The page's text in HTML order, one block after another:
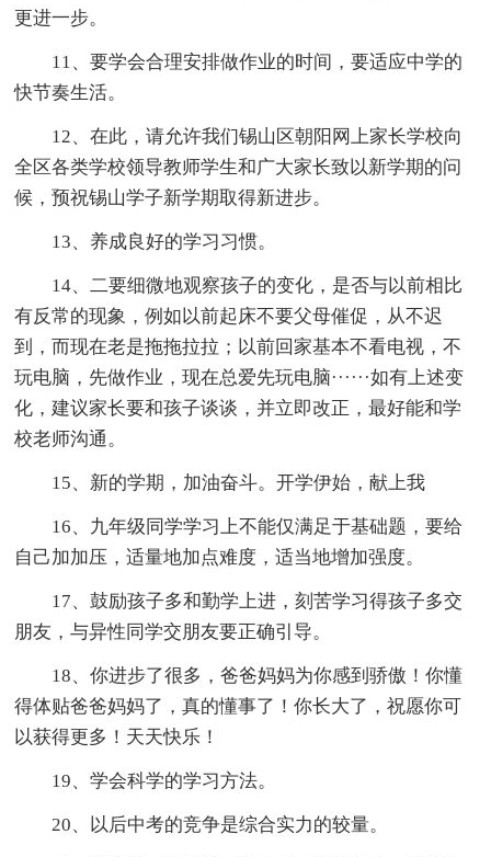
更进一步。
11、要学会合理安排做作业的时间，要适应中学的
快节奏生活。
12、在此，请允许我们锡山区朝阳网上家长学校向
全区各类学校领导教师学生和广大家长致以新学期的问
候，预祝锡山学子新学期取得新进步。
13、养成良好的学习习惯。
14、二要细微地观察孩子的变化，是否与以前相比
有反常的现象，例如以前起床不要父母催促，从不迟
到，而现在老是拖拖拉拉；以前回家基本不看电视，不
玩电脑，先做作业，现在总爱先玩电脑······如有上述变
化，建议家长要和孩子谈谈，并立即改正，最好能和学
校老师沟通。
15、新的学期，加油奋斗。开学伊始，献上我
16、九年级同学学习上不能仅满足于基础题，要给
自己加加压，适量地加点难度，适当地增加强度。
17、鼓励孩子多和勤学上进，刻苦学习得孩子多交
朋友，与异性同学交朋友要正确引导。
18、你进步了很多，爸爸妈妈为你感到骄傲！你懂
得体贴爸爸妈妈了，真的懂事了！你长大了，祝愿你可
以获得更多！天天快乐！
19、学会科学的学习方法。
20、以后中考的竞争是综合实力的较量。